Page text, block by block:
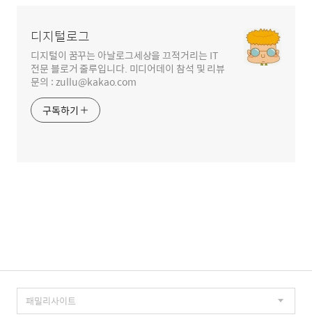
디지털로그
디지털이 꿈꾸는 아날로그세상을 끄적거리는 IT
전문 블로거 줄루입니다. 미디어데이 참석 및 리뷰
문의 : zullu@kakao.com
구독하기